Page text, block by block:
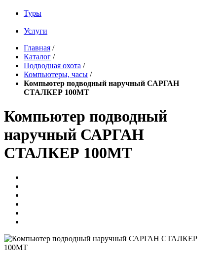
Туры
Услуги
Главная /
Каталог /
Подводная охота /
Компьютеры, часы /
Компьютер подводный наручный САРГАН
СТАЛКЕР 100МТ
Компьютер подводный
наручный САРГАН
СТАЛКЕР 100МТ